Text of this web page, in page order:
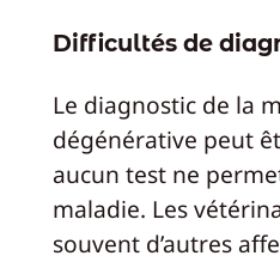
Difficultés de
Le diagnostic de la
dégénérative peut
aucun test ne
maladie. Les
souvent d’autres